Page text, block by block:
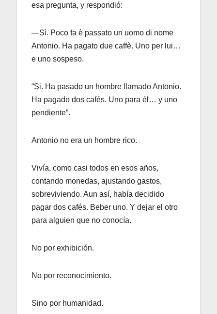
esa pregunta, y respondió:
—Sì. Poco fa è passato un uomo di nome
Antonio. Ha pagato due caffè. Uno per lui…
e uno sospeso.
“Si. Ha pasado un hombre llamado Antonio.
Ha pagado dos cafés. Uno para él… y uno
pendiente”.
Antonio no era un hombre rico.
Vivía, como casi todos en esos años,
contando monedas, ajustando gastos,
sobreviviendo. Aun así, había decidido
pagar dos cafés. Beber uno. Y dejar el otro
para alguien que no conocía.
No por exhibición.
No por reconocimiento.
Sino por humanidad.